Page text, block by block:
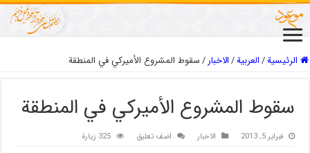
الرئيسية/العربیة/الاخبار/سقوط المشروع الأميركي في المنطقة
سقوط المشروع الأميركي في المنطقة
فبراير 5, 2013 الاخبار اضف تعليق 325 زيارة